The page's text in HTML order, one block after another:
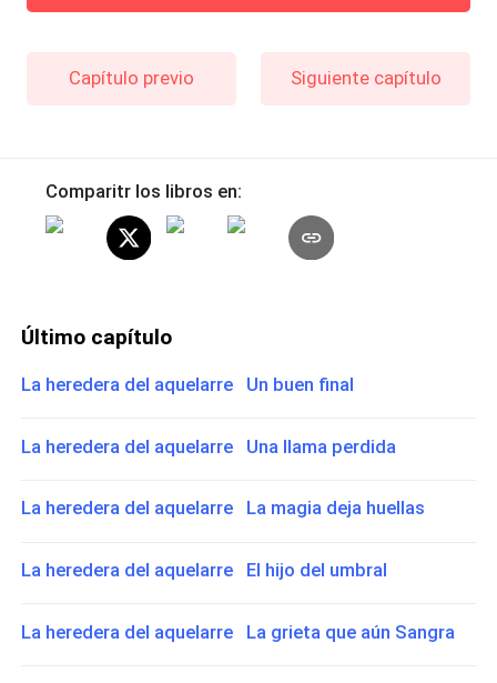
Capítulo previo Siguiente capítulo
Comparitr los libros en:
Último capítulo
La heredera del aquelarre Un buen final
La heredera del aquelarre Una llama perdida
La heredera del aquelarre La magia deja huellas
La heredera del aquelarre El hijo del umbral
La heredera del aquelarre La grieta que aún Sangra